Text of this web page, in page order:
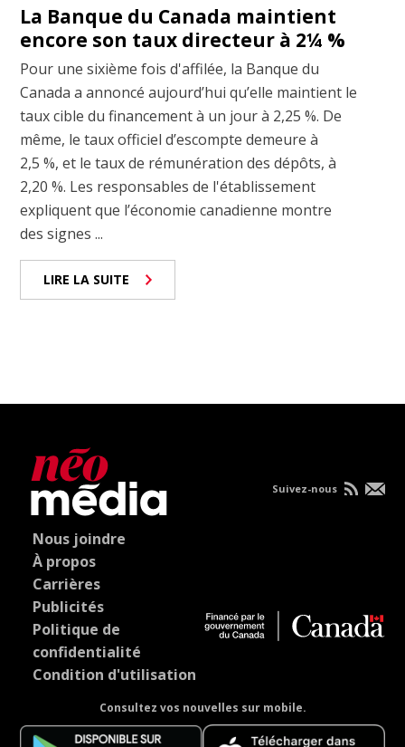
La Banque du Canada maintient
encore son taux directeur à 2¼ %
Pour une sixième fois d'affilée, la Banque du
Canada a annoncé aujourd’hui qu’elle maintient le
taux cible du financement à un jour à 2,25 %. De
même, le taux officiel d’escompte demeure à
2,5 %, et le taux de rémunération des dépôts, à
2,20 %. Les responsables de l'établissement
expliquent que l’économie canadienne montre
des signes ...
LIRE LA SUITE
Nous joindre
À propos
Carrières
Publicités
Politique de
confidentialité
Condition d'utilisation
Consultez vos nouvelles sur mobile.
Suivez-nous